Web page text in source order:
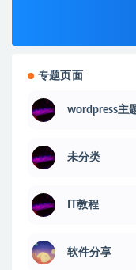
专题页面
wordpress主
未分类
IT教程
软件分享